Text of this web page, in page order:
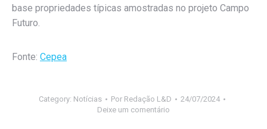
base propriedades típicas amostradas no projeto Campo
Futuro.
Fonte: Cepea
Category: Notícias Por Redação L&D
24/07/2024
Deixe um comentário